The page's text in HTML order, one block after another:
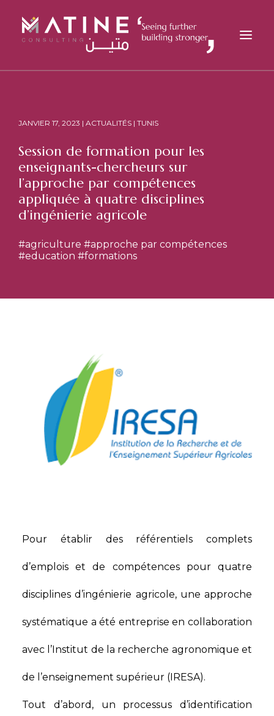
RÉFÉRENCES
ANALYSES
CARRIÈRES
ACTUALITÉS
CONTACT
FR
JANVIER 17, 2023 | ACTUALITÉS | TUNIS
Session de formation pour les
enseignants-chercheurs sur
l’approche par compétences
appliquée à quatre disciplines
d’ingénierie agricole
#agriculture #approche par compétences
#education #formations
Pour établir des référentiels complets
d’emplois et de compétences pour quatre
disciplines d’ingénierie agricole, une approche
systématique a été entreprise en collaboration
avec l’Institut de la recherche agronomique et
de l’enseignement supérieur (IRESA).
Tout d’abord, un processus d’identification